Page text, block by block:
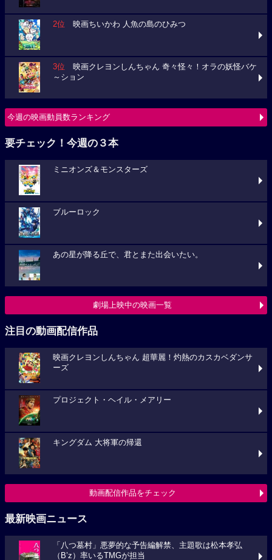
2位 映画ちいかわ 人魚の島のひみつ
3位 映画クレヨンしんちゃん 奇々怪々！オラの妖怪バケ
～ション
今週の映画動員数ランキング
要チェック！今週の３本
ミニオンズ＆モンスターズ
ブルーロック
あの星が降る丘で、君とまた出会いたい。
劇場上映中の映画一覧
注目の動画配信作品
映画クレヨンしんちゃん 超華麗！灼熱のカスカベダンサ
ーズ
プロジェクト・ヘイル・メアリー
キングダム 大将軍の帰還
動画配信作品をチェック
最新映画ニュース
「八つ墓村」悪夢的な予告編解禁、主題歌は松本孝弘
（B’z）率いるTMGが担当